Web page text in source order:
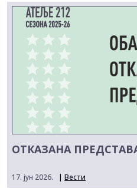
ОТКАЗАНА
17. јун 2026. | Вести